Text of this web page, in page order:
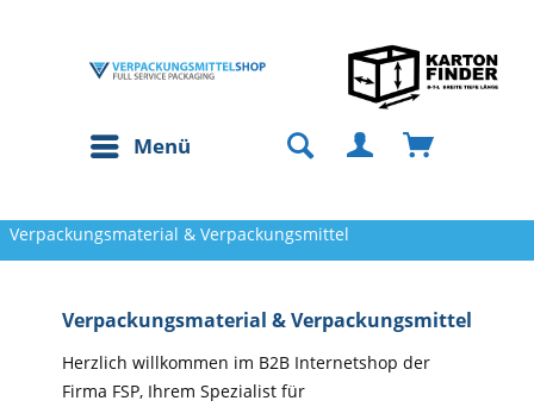
Menü
Verpackungsmaterial & Verpackungsmittel
Verpackungsmaterial & Verpackungsmittel
Herzlich willkommen im B2B Internetshop der
Firma FSP, Ihrem Spezialist für